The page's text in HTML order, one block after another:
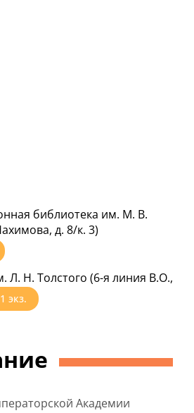
библиотека им. М. В.
д. 8/к. 3)
Л. Н. Толстого (6-я линия В.О.,
1 экз.
Академии